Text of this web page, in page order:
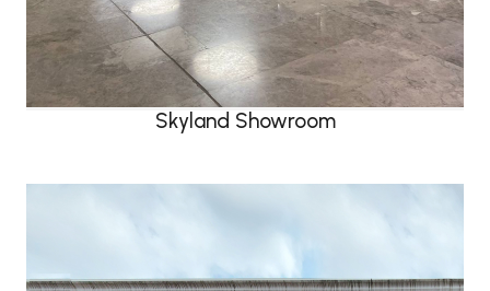
Skyland Showroom